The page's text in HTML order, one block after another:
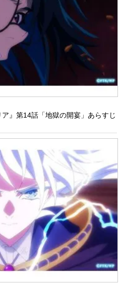
』第14話「地獄の開宴」あらすじ